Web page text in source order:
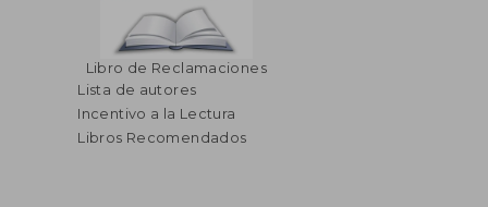
Libro de Reclamaciones
Lista de autores
Incentivo a la Lectura
Libros Recomendados